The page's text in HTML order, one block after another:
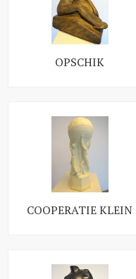
OPSCHIK
COOPERATIE KLEIN